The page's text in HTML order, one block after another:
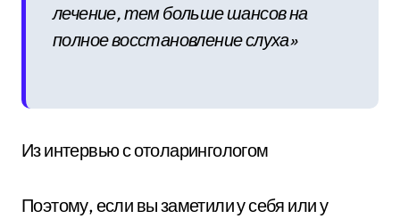
лечение, тем больше шансов на
полное восстановление слуха»
Из интервью с отоларингологом
Поэтому, если вы заметили у себя или у